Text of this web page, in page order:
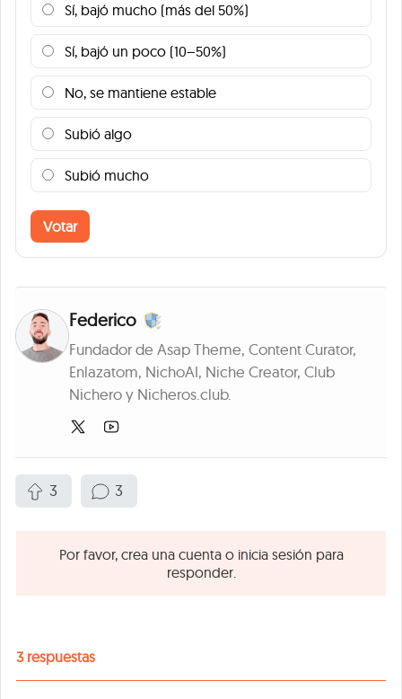
Sí, bajó mucho (más del 50%)
Sí, bajó un poco (10–50%)
No, se mantiene estable
Subió algo
Subió mucho
Votar
Federico
Fundador de Asap Theme, Content Curator,
Enlazatom, NichoAI, Niche Creator, Club
Nichero y Nicheros.club.
3 3
Por favor, crea una cuenta o inicia sesión para
responder.
3respuestas